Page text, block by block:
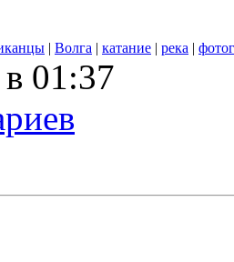
| Волга | катание | река |
01:37